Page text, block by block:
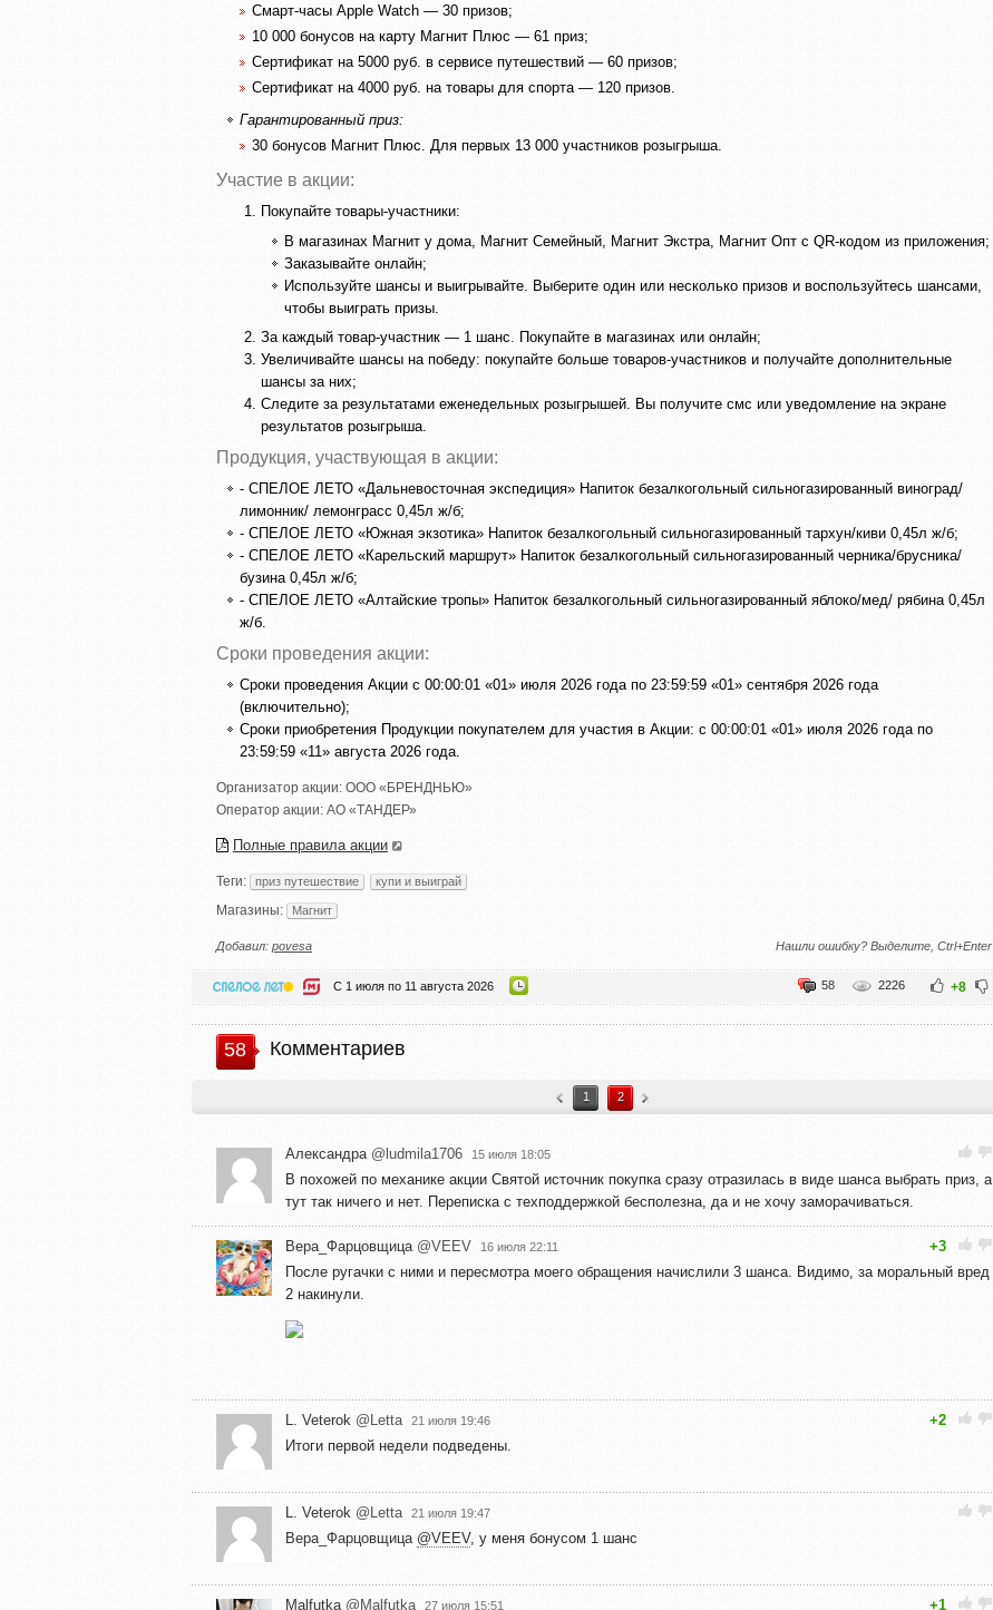
Смарт-часы Apple Watch — 30 призов;
10 000 бонусов на карту Магнит Плюс — 61 приз;
Сертификат на 5000 руб. в сервисе путешествий — 60 призов;
Сертификат на 4000 руб. на товары для спорта — 120 призов.
Гарантированный приз:
30 бонусов Магнит Плюс. Для первых 13 000 участников розыгрыша.
Участие в акции:
Покупайте товары-участники:
В магазинах Магнит у дома, Магнит Семейный, Магнит Экстра, Магнит Опт с QR-кодом из приложения;
Заказывайте онлайн;
Используйте шансы и выигрывайте. Выберите один или несколько призов и воспользуйтесь шансами,
чтобы выиграть призы.
За каждый товар-участник — 1 шанс. Покупайте в магазинах или онлайн;
Увеличивайте шансы на победу: покупайте больше товаров‑участников и получайте дополнительные
шансы за них;
Следите за результатами еженедельных розыгрышей. Вы получите смс или уведомление на экране
результатов розыгрыша.
Продукция, участвующая в акции:
- СПЕЛОЕ ЛЕТО «Дальневосточная экспедиция» Напиток безалкогольный сильногазированный виноград/
лимонник/ лемонграсс 0,45л ж/б;
- СПЕЛОЕ ЛЕТО «Южная экзотика» Напиток безалкогольный сильногазированный тархун/киви 0,45л ж/б;
- СПЕЛОЕ ЛЕТО «Карельский маршрут» Напиток безалкогольный сильногазированный черника/брусника/
бузина 0,45л ж/б;
- СПЕЛОЕ ЛЕТО «Алтайские тропы» Напиток безалкогольный сильногазированный яблоко/мед/ рябина 0,45л
ж/б.
Сроки проведения акции:
Сроки проведения Акции с 00:00:01 «01» июля 2026 года по 23:59:59 «01» сентября 2026 года
(включительно);
Сроки приобретения Продукции покупателем для участия в Акции: с 00:00:01 «01» июля 2026 года по
23:59:59 «11» августа 2026 года.
Организатор акции: ООО «БРЕНДНЬЮ»
Оператор акции: АО «ТАНДЕР»
Полные правила акции
Теги: приз путешествие купи и выиграй
Магазины: Магнит
Добавил: povesa Нашли ошибку? Выделите, Ctrl+Enter
С 1 июля по 11 августа 2026 +8
2226
58
58 Комментариев
1 2
Александра @ludmila1706 15 июля 18:05
В похожей по механике акции Святой источник покупка сразу отразилась в виде шанса выбрать приз, а
тут так ничего и нет. Переписка с техподдержкой бесполезна, да и не хочу заморачиваться.
Вера_Фарцовщица @VEEV 16 июля 22:11
+3
После ругачки с ними и пересмотра моего обращения начислили 3 шанса. Видимо, за моральный вред
2 накинули.
L. Veterok @Letta 21 июля 19:46
+2
Итоги первой недели подведены.
L. Veterok @Letta 21 июля 19:47
Вера_Фарцовщица @VEEV, у меня бонусом 1 шанс
Malfutka @Malfutka 27 июля 15:51
+1